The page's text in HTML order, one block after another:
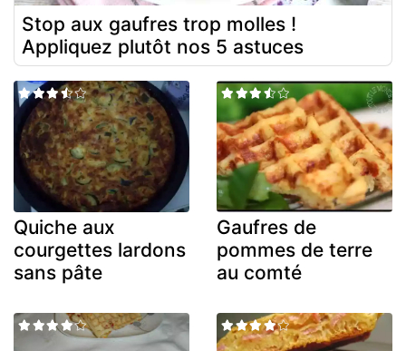
Stop aux gaufres trop molles !
Appliquez plutôt nos 5 astuces
Quiche aux
courgettes lardons
sans pâte
Gaufres de
pommes de terre
au comté